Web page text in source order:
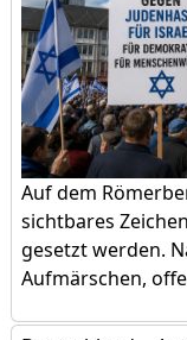
Auf dem
sichtbares
gesetzt werden.
Aufmärschen,